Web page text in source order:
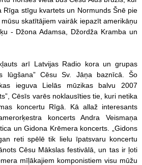
Rīga stīgu kvartets un Normunds Šnē pie
skatītājiem vairāk iepazīt amerikāņu
- Džona Adamsa, Džordža Kramba un
arī Latvijas Radio kora un grupas
lūgšana” Cēsu Sv. Jāņa baznīcā. Šo
ieguva Lielās mūzikas balvu 2007
Cēsīs varēs noklausīties tie, kuri netika
koncertu Rīgā. Kā allaž interesants
koncerts Andra Veismaņa
un Gidona Krēmera koncerts. „Gidons
reti spēlē tik lielu īpatsvaru koncertu
Cēsu Mākslas festivālā, un tas ir ļoti
mīļākajiem komponistiem visu mūžu